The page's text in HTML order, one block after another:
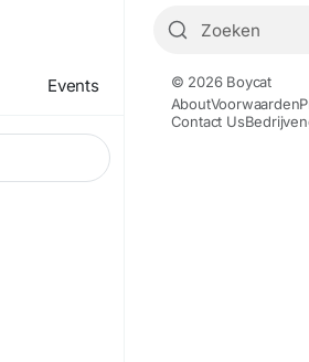
Events © 2026 Boycat
AboutVoorwaarden
Contact Us